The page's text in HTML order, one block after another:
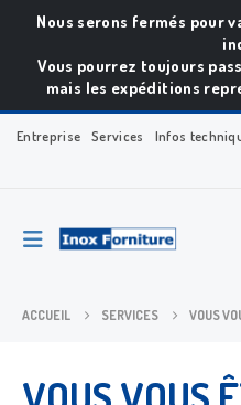
Nous serons fermés pour
Vous pourrez toujours
mais les expéditions
Entreprise Services Infos
ACCUEIL SERVICES VOUS